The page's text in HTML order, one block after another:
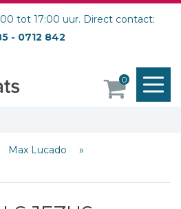
tot 17:00 uur. Direct contact:
- 0712 842
0
Max Lucado